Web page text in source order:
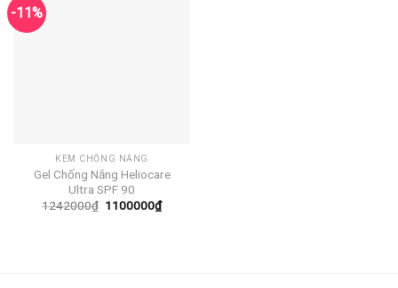
-11%
KEM CHỐNG NẮNG
Gel Chống Nắng Heliocare
Ultra SPF 90
1242000₫ Giá
1100000₫Giá
hiện